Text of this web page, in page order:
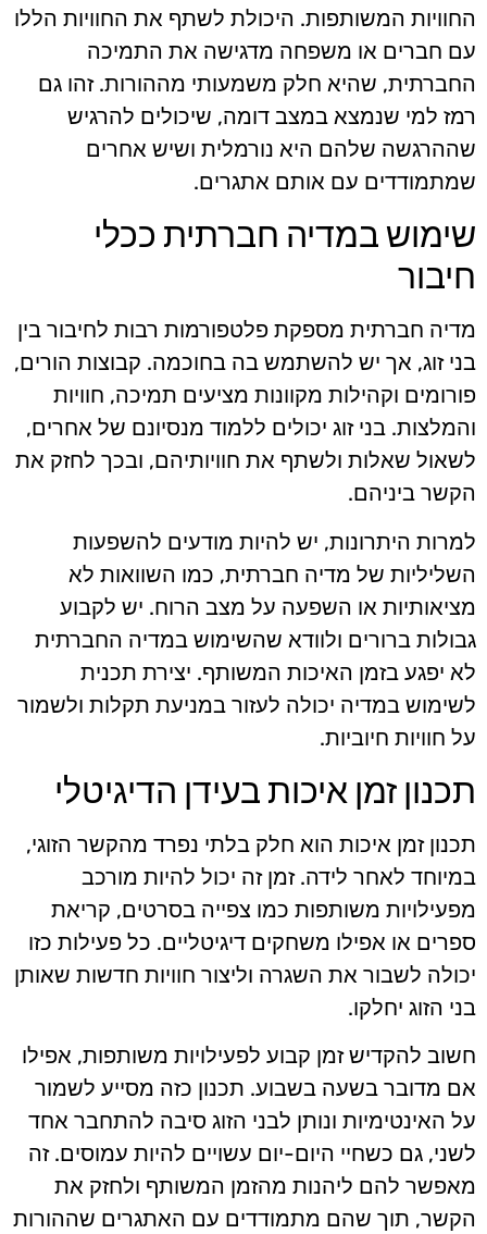
החוויות המשותפות. היכולת לשתף את החוויות הללו
עם חברים או משפחה מדגישה את התמיכה
החברתית, שהיא חלק משמעותי מההורות. זהו גם
רמז למי שנמצא במצב דומה, שיכולים להרגיש
שההרגשה שלהם היא נורמלית ושיש אחרים
שמתמודדים עם אותם אתגרים.
שימוש במדיה חברתית ככלי
חיבור
מדיה חברתית מספקת פלטפורמות רבות לחיבור בין
בני זוג, אך יש להשתמש בה בחוכמה. קבוצות הורים,
פורומים וקהילות מקוונות מציעים תמיכה, חוויות
והמלצות. בני זוג יכולים ללמוד מנסיונם של אחרים,
לשאול שאלות ולשתף את חוויותיהם, ובכך לחזק את
הקשר ביניהם.
למרות היתרונות, יש להיות מודעים להשפעות
השליליות של מדיה חברתית, כמו השוואות לא
מציאותיות או השפעה על מצב הרוח. יש לקבוע
גבולות ברורים ולוודא שהשימוש במדיה החברתית
לא יפגע בזמן האיכות המשותף. יצירת תכנית
לשימוש במדיה יכולה לעזור במניעת תקלות ולשמור
על חוויות חיוביות.
תכנון זמן איכות בעידן הדיגיטלי
תכנון זמן איכות הוא חלק בלתי נפרד מהקשר הזוגי,
במיוחד לאחר לידה. זמן זה יכול להיות מורכב
מפעילויות משותפות כמו צפייה בסרטים, קריאת
ספרים או אפילו משחקים דיגיטליים. כל פעילות כזו
יכולה לשבור את השגרה וליצור חוויות חדשות שאותן
בני הזוג יחלקו.
חשוב להקדיש זמן קבוע לפעילויות משותפות, אפילו
אם מדובר בשעה בשבוע. תכנון כזה מסייע לשמור
על האינטימיות ונותן לבני הזוג סיבה להתחבר אחד
לשני, גם כשחיי היום-יום עשויים להיות עמוסים. זה
מאפשר להם ליהנות מהזמן המשותף ולחזק את
הקשר, תוך שהם מתמודדים עם האתגרים שההורות